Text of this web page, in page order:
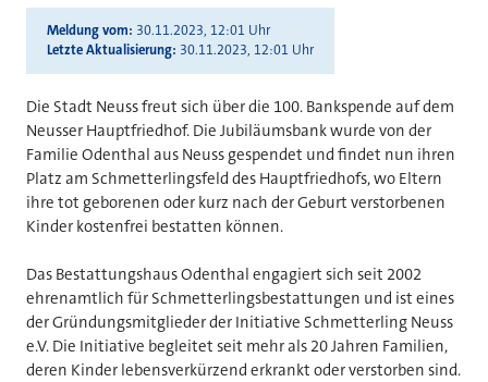
Meldung vom 30.11.2023, 12:01 Uhr
Letzte Aktualisierung 30.11.2023, 12:01 Uhr
Die Stadt Neuss freut sich über die 100. Bankspende auf dem
Neusser Hauptfriedhof. Die Jubiläumsbank wurde von der
Familie Odenthal aus Neuss gespendet und findet nun ihren
Platz am Schmetterlingsfeld des Hauptfriedhofs, wo Eltern
ihre tot geborenen oder kurz nach der Geburt verstorbenen
Kinder kostenfrei bestatten können.
Das Bestattungshaus Odenthal engagiert sich seit 2002
ehrenamtlich für Schmetterlingsbestattungen und ist eines
der Gründungsmitglieder der Initiative Schmetterling Neuss
e.V. Die Initiative begleitet seit mehr als 20 Jahren Familien,
deren Kinder lebensverkürzend erkrankt oder verstorben sind.